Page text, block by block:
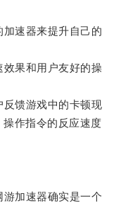
速器来提升自己的
果和用户友好的操
馈游戏中的卡顿现
作指令的反应速度
加速器确实是一个